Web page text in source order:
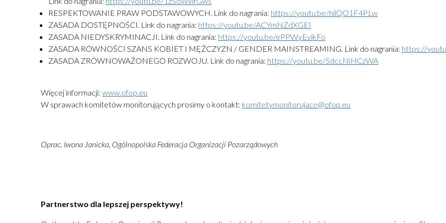
RESPEKTOWANIE PRAW PODSTAWOWYCH. Link do nagrania: https://youtu.be/hilQO1F4PLw
ZASADA DOSTĘPNOŚCI. Link do nagrania: https://youtu.be/ACYmNZdXGEI
ZASADA NIEDYSKRYMINACJI. Link do nagrania: https://youtu.be/ePPWyEvikFo
ZASADA RÓWNOŚCI SZANS KOBIET I MĘŻCZYZN / GENDER MAINSTREAMING. Link do nagrania: https://
ZASADA ZRÓWNOWAŻONEGO ROZWOJU. Link do nagrania: https://youtu.be/SdccNiHCzWA
Więcej informacji: www.ofop.eu
W sprawach komitetów monitorujących prosimy o kontakt: komitetymonitorujace@ofop.eu
Oprac. Iwona Janicka, Ogólnopolska Federacja Organizacji Pozarządowych
Partnerstwo dla lepszej perspektywy!